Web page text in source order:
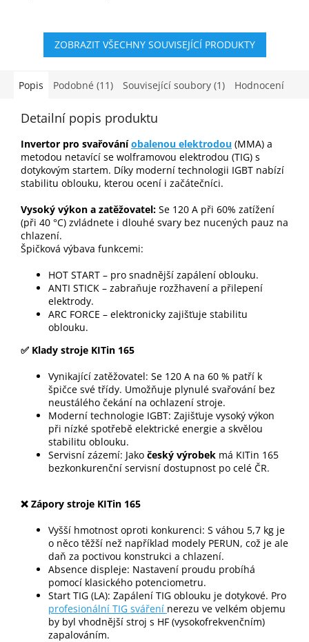
profesionály i začínající...
profesionály i náročné kutily,
kteří...
ZOBRAZIT VŠECHNY SOUVISEJÍCÍ PRODUKTY
Popis Podobné (11) Související soubory (1) Hodnocení
Detailní popis produktu
Invertor pro svařováníobalenou elektrodou (MMA) a
metodou netavící se wolframovou elektrodou (TIG) s
dotykovým startem. Díky moderní technologii IGBT nabízí
stabilitu oblouku, kterou ocení i začátečníci.
Vysoký výkon a zatěžovatel: Se 120 A při 60% zatížení
(při 40 °C) zvládnete i dlouhé svary bez nucených pauz na
chlazení.
Špičková výbava funkcemi:
HOT START – pro snadnější zapálení oblouku.
ANTI STICK – zabraňuje rozžhavení a přilepení
elektrody.
ARC FORCE – elektronicky zajišťuje stabilitu
oblouku.
✅ Klady stroje KITin 165
Vynikající zatěžovatel: Se 120 A na 60 % patří k
špičce své třídy. Umožňuje plynulé svařování bez
neustálého čekání na ochlazení stroje.
Moderní technologie IGBT: Zajišťuje vysoký výkon
při nízké spotřebě elektrické energie a skvělou
stabilitu oblouku.
Servisní zázemí: Jako český výrobek má KITin 165
bezkonkurenční servisní dostupnost po celé ČR.
❌ Zápory stroje KITin 165
Vyšší hmotnost oproti konkurenci: S váhou 5,7 kg je
o něco těžší než například modely PERUN, což je ale
daň za poctivou konstrukci a chlazení.
Absence displeje: Nastavení proudu probíhá
pomocí klasického potenciometru.
Start TIG (LA): Zapálení TIG oblouku je dotykové. Pro
profesionální TIG sváření nerezu ve velkém objemu
by byl vhodnější stroj s HF (vysokofrekvenčním)
zapalováním.